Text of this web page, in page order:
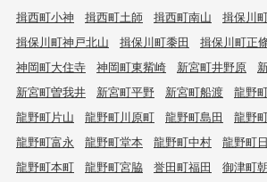
揖西町小神 揖西町土師 揖西町南山
揖保川
揖保川町神戸北山
揖保川町黍田 揖保川町正
神岡町大住寺
神岡町東觜崎 新宮町井野原
新宮町曽我井
新宮町平野 新宮町船渡 龍野
龍野町片山
龍野町川原町 龍野町島田 龍野
龍野町富永
龍野町堂本 龍野町中村 龍野町
龍野町本町
龍野町宮脇 誉田町福田 御津町